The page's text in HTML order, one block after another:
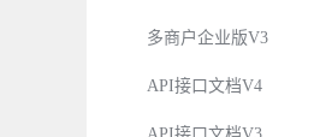
多商户企业版V3
API接口文档V4